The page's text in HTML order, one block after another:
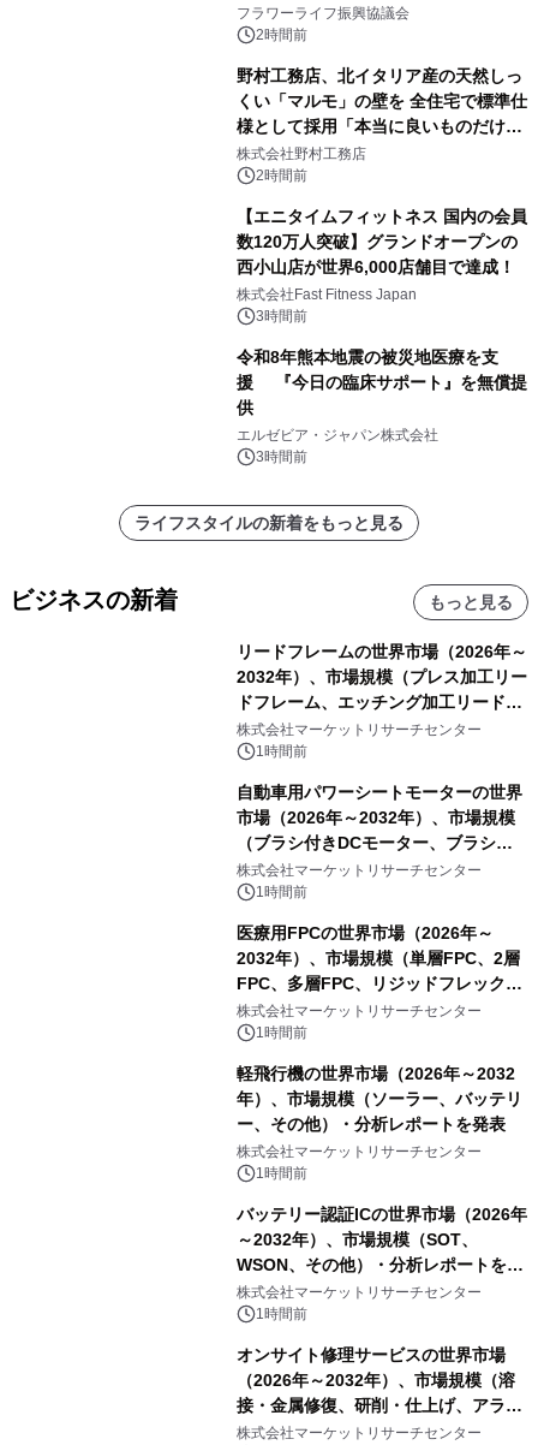
フラワーライフ振興協議会
2時間前
野村工務店、北イタリア産の天然しっ
くい「マルモ」の壁を 全住宅で標準仕
様として採用「本当に良いものだけに
こだわる」
株式会社野村工務店
2時間前
【エニタイムフィットネス 国内の会員
数120万人突破】グランドオープンの
西小山店が世界6,000店舗目で達成！
株式会社Fast Fitness Japan
3時間前
令和8年熊本地震の被災地医療を支
援 『今日の臨床サポート』を無償提
供
エルゼビア・ジャパン株式会社
3時間前
ライフスタイルの新着をもっと見る
ビジネスの新着 もっと見る
リードフレームの世界市場（2026年～
2032年）、市場規模（プレス加工リー
ドフレーム、エッチング加工リードフ
レーム）・分析レポートを発表
株式会社マーケットリサーチセンター
1時間前
自動車用パワーシートモーターの世界
市場（2026年～2032年）、市場規模
（ブラシ付きDCモーター、ブラシレ
スDCモーター）・分析レポートを発
表
株式会社マーケットリサーチセンター
1時間前
医療用FPCの世界市場（2026年～
2032年）、市場規模（単層FPC、2層
FPC、多層FPC、リジッドフレックス
PCB）・分析レポートを発表
株式会社マーケットリサーチセンター
1時間前
軽飛行機の世界市場（2026年～2032
年）、市場規模（ソーラー、バッテリ
ー、その他）・分析レポートを発表
株式会社マーケットリサーチセンター
1時間前
バッテリー認証ICの世界市場（2026年
～2032年）、市場規模（SOT、
WSON、その他）・分析レポートを発
表
株式会社マーケットリサーチセンター
1時間前
オンサイト修理サービスの世界市場
（2026年～2032年）、市場規模（溶
接・金属修復、研削・仕上げ、アライ
メント、その他）・分析レポートを発
株式会社マーケットリサーチセンター